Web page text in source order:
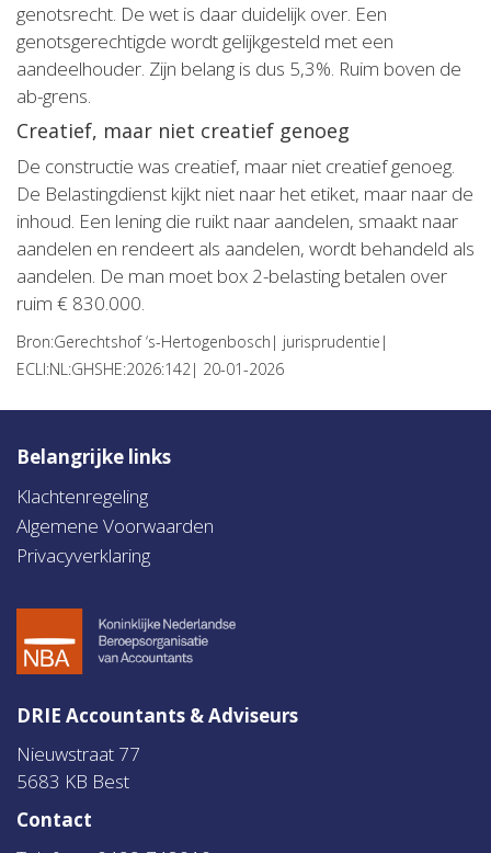
genotsrecht. De wet is daar duidelijk over. Een
genotsgerechtigde wordt gelijkgesteld met een
aandeelhouder. Zijn belang is dus 5,3%. Ruim boven de
ab-grens.
Creatief, maar niet creatief genoeg
De constructie was creatief, maar niet creatief genoeg.
De Belastingdienst kijkt niet naar het etiket, maar naar de
inhoud. Een lening die ruikt naar aandelen, smaakt naar
aandelen en rendeert als aandelen, wordt behandeld als
aandelen. De man moet box 2-belasting betalen over
ruim € 830.000.
Bron:Gerechtshof ‘s-Hertogenbosch| jurisprudentie|
ECLI:NL:GHSHE:2026:142| 20-01-2026
Belangrijke links
Klachtenregeling
Algemene Voorwaarden
Privacyverklaring
DRIE Accountants & Adviseurs
Nieuwstraat 77
5683 KB Best
Contact